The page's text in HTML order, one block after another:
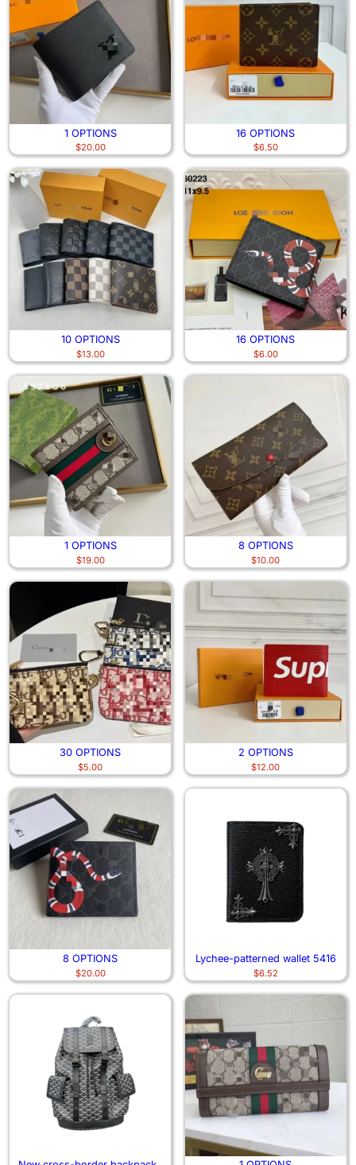
1 OPTIONS
$20.00
16 OPTIONS
$6.50
10 OPTIONS
$13.00
16 OPTIONS
$6.00
1 OPTIONS
$19.00
8 OPTIONS
$10.00
30 OPTIONS
$5.00
2 OPTIONS
$12.00
8 OPTIONS
$20.00
Lychee-patterned wallet 5416
$6.52